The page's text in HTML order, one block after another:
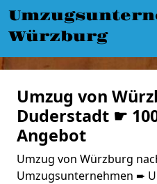
Würzburg
Umzug von
Duderstadt ☛
Angebot
Umzug von Würzburg
Umzugsunternehmen ➨